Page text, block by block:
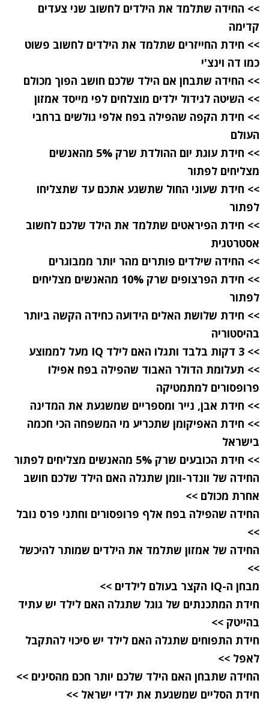
>> החידה שתלמד את הילדים לחשוב שני צעדים
קדימה
>> חידת החייזרים שתלמד את הילדים לחשוב פשוט
כמו דה וינצ'י
>> החידה שתבחן אם הילד שלכם חושב הפוך מכולם
>> השיטה לגידול ילדים מוצלחים לפי מייסד אמזון
>> חידת הקפה שהפילה בפח אלפי גולשים ברחבי
העולם
>> חידת עוגת יום ההולדת שרק 5% מהאנשים
מצליחים לפתור
>> חידת שעוני החול שתשגע אתכם עד שתצליחו
לפתור
>> חידת הפיראטים שתלמד את הילד שלכם לחשוב
אסטרטגית
>> החידה שילדים פותרים מהר יותר ממבוגרים
>> חידת הפרצופים שרק 10% מהאנשים מצליחים
לפתור
>> חידת שלושת האלים הידועה כחידה הקשה ביותר
בהיסטוריה
>> 3 דקות בלבד ותגלו האם לילד IQ מעל לממוצע
>> תעלומת הדולר האבוד שהפילה בפח אפילו
פרופסורים למתמטיקה
>> חידת אבן, נייר ומספריים שמשגעת את המדינה
>> חידת האפיקומן שתכריע מי המשפחה הכי חכמה
בישראל
>> חידת הכובעים שרק 5% מהאנשים מצליחים לפתור
החידה של וונדר-וומן שתגלה האם הילד שלכם חושב
אחרת מכולם >>
החידה שהפילה בפח אלף פרופסורים וחתני פרס נובל
>>
החידה של אמזון שתלמד את הילדים שמותר להיכשל
>>
מבחן ה-IQ הקצר בעולם לילדים >>
חידת המתכנתים של גוגל שתגלה האם לילד יש עתיד
בהייטק >>
חידת התפוחים שתגלה האם לילד יש סיכוי להתקבל
לאפל >>
החידה שתבחן האם הילד שלכם יותר חכם מהסינים >>
חידת הסליים שמשגעת את ילדי ישראל >>